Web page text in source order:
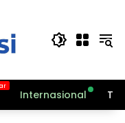
Internasional